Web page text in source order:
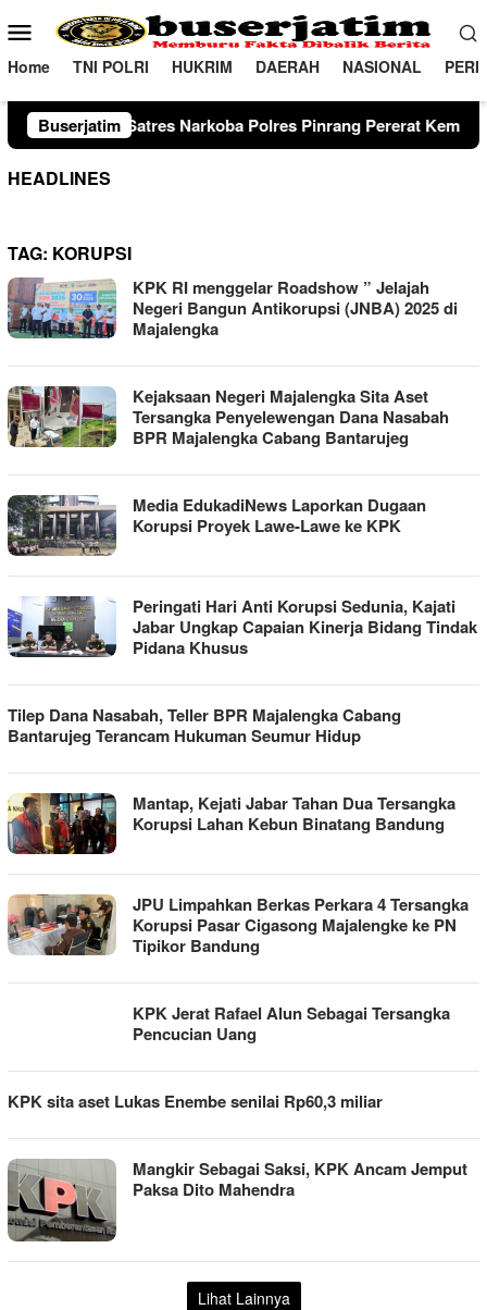
ke
konten
Menu
Mobile
Home TNI POLRI HUKRIM DAERAH NASIONAL
Buserjatim
Narkoba Polres Pinrang Pererat Kemitraan Strategis di
HEADLINES
TAG: KORUPSI
KPK RI menggelar Roadshow ” Jelajah
Negeri Bangun Antikorupsi (JNBA) 2025 di
Majalengka
Kejaksaan Negeri Majalengka Sita Aset
Tersangka Penyelewengan Dana Nasabah
BPR Majalengka Cabang Bantarujeg
Media EdukadiNews Laporkan Dugaan
Korupsi Proyek Lawe-Lawe ke KPK
Peringati Hari Anti Korupsi Sedunia, Kajati
Jabar Ungkap Capaian Kinerja Bidang Tindak
Pidana Khusus
Tilep Dana Nasabah, Teller BPR Majalengka Cabang
Bantarujeg Terancam Hukuman Seumur Hidup
Mantap, Kejati Jabar Tahan Dua Tersangka
Korupsi Lahan Kebun Binatang Bandung
JPU Limpahkan Berkas Perkara 4 Tersangka
Korupsi Pasar Cigasong Majalengke ke PN
Tipikor Bandung
KPK Jerat Rafael Alun Sebagai Tersangka
Pencucian Uang
KPK sita aset Lukas Enembe senilai Rp60,3 miliar
Mangkir Sebagai Saksi, KPK Ancam Jemput
Paksa Dito Mahendra
Lihat Lainnya